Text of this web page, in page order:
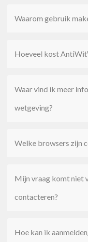
Waarom gebruik
Hoeveel kost
Waar vind ik meer
wetgeving?
Welke browsers zijn
Mijn vraag komt niet
contacteren?
Hoe kan ik